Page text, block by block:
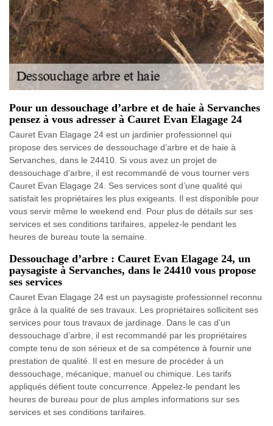
Pour un dessouchage d’arbre et de haie à Servanches
pensez à vous adresser à Cauret Evan Elagage 24
Cauret Evan Elagage 24 est un jardinier professionnel qui
propose des services de dessouchage d’arbre et de haie à
Servanches, dans le 24410. Si vous avez un projet de
dessouchage d’arbre, il est recommandé de vous tourner vers
Cauret Evan Elagage 24. Ses services sont d’une qualité qui
satisfait les propriétaires les plus exigeants. Il est disponible pour
vous servir même le weekend end. Pour plus de détails sur ses
services et ses conditions tarifaires, appelez-le pendant les
heures de bureau toute la semaine.
Dessouchage d’arbre : Cauret Evan Elagage 24, un
paysagiste à Servanches, dans le 24410 vous propose
ses services
Cauret Evan Elagage 24 est un paysagiste professionnel reconnu
grâce à la qualité de ses travaux. Les propriétaires sollicitent ses
services pour tous travaux de jardinage. Dans le cas d’un
dessouchage d’arbre, il est recommandé par les propriétaires
compte tenu de son sérieux et de sa compétence à fournir une
prestation de qualité. Il est en mesure de procéder à un
dessouchage, mécanique, manuel ou chimique. Les tarifs
appliqués défient toute concurrence. Appelez-le pendant les
heures de bureau pour de plus amples informations sur ses
services et ses conditions tarifaires.